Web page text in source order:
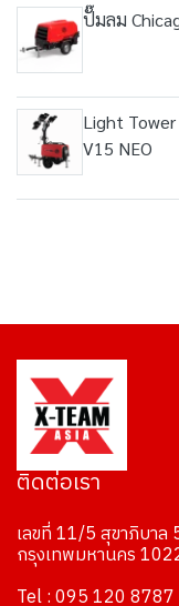
ปั๊มลม
Light
V15 NEO
ติดต่อเรา
เลขที่ 11/5 สุขาภิบาล
กรุงเทพมหานคร
Tel : 095 120 8787